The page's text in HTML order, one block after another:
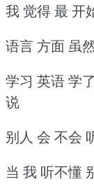
我 觉得 最 开
语言 方面 虽
学习 英语 学
说
别人 会 不会
当 我 听不懂